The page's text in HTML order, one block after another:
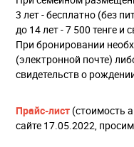
3 лет - бесплатно (без
до 14 лет - 7 500 тенге и
При бронировании
(электронной почте)
свидетельств о
Прайс-лист (стоимость
сайте 17.05.2022,